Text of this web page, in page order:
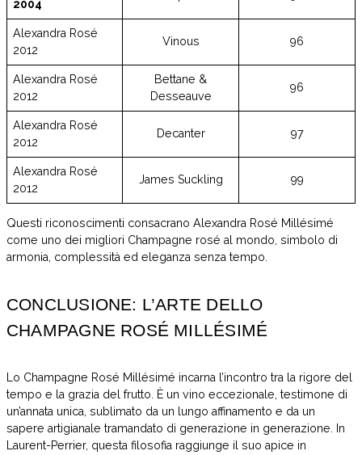
2004
Alexandra Rosé
2012
Vinous 96
Alexandra Rosé
2012
Bettane &
Desseauve
96
Alexandra Rosé
2012
Decanter 97
Alexandra Rosé
2012
James Suckling 99
Questi riconoscimenti consacrano Alexandra Rosé Millésimé
come uno dei migliori Champagne rosé al mondo, simbolo di
armonia, complessità ed eleganza senza tempo.
CONCLUSIONE: L’ARTE DELLO
CHAMPAGNE ROSÉ MILLÉSIMÉ
Lo Champagne Rosé Millésimé incarna l’incontro tra la rigore del
tempo e la grazia del frutto. È un vino eccezionale, testimone di
un’annata unica, sublimato da un lungo affinamento e da un
sapere artigianale tramandato di generazione in generazione. In
Laurent-Perrier, questa filosofia raggiunge il suo apice in